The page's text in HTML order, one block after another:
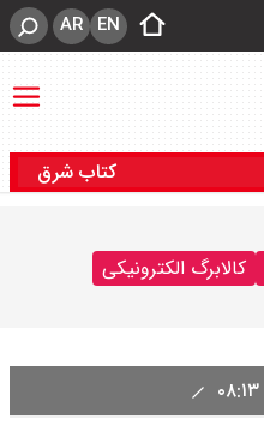
EN
AR
کتاب شرق
کالابرگ الکترونیکی